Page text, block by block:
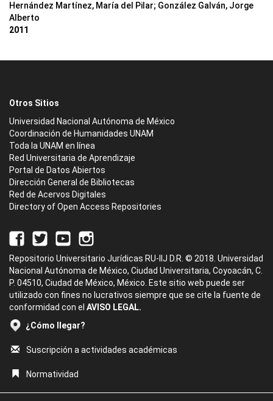
Hernández Martínez, María del Pilar; González Galván, Jorge
Alberto
2011
Otros Sitios
Universidad Nacional Autónoma de México
Coordinación de Humanidades UNAM
Toda la UNAM en línea
Red Universitaria de Aprendizaje
Portal de Datos Abiertos
Dirección General de Bibliotecas
Red de Acervos Digitales
Directory of Open Access Repositories
Repositorio Universitario Jurídicas RU-IIJ D.R. © 2018. Universidad
Nacional Autónoma de México, Ciudad Universitaria, Coyoacán, C.
P. 04510, Ciudad de México, México. Este sitio web puede ser
utilizado con fines no lucrativos siempre que se cite la fuente de
conformidad con el AVISO LEGAL.
¿Cómo llegar?
Suscripción a actividades académicas
Normatividad